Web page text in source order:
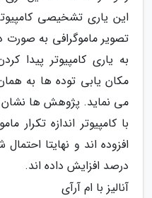
این یاری تشخیصی
تصویر ماموگرافی به
به یاری کامپیوتر پیدا
مکان یابی توده ها به
می نماید. پژوهش ها
با کامپیوتر اندازه تکرار
درصد افزایش داده اند.
آنالیز با ام آرآی